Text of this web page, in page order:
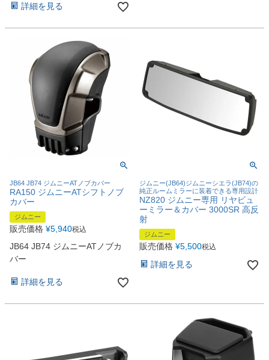
詳細を見る
JB64 JB74 ジムニーATノブカバー
RA150 ジムニーATシフトノブ
カバー
ジムニー
販売価格 ¥5,940税込
JB64 JB74 ジムニーATノブカ
バー
詳細を見る
ジムニー(JB64)ジムニーシエラ(JB74)の
純正ルームミラーに装着できる専用設計
NZ820 ジムニー専用 リヤビュ
ーミラー＆カバー 3000SR 高反
射
ジムニー
販売価格 ¥5,500税込
詳細を見る